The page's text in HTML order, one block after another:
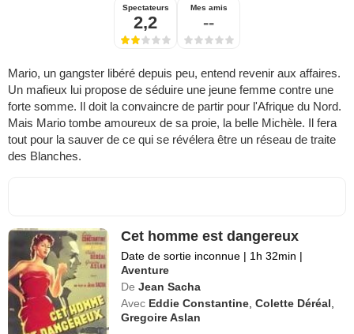
Spectateurs
2,2
Mes amis
--
Mario, un gangster libéré depuis peu, entend revenir aux affaires.
Un mafieux lui propose de séduire une jeune femme contre une
forte somme. Il doit la convaincre de partir pour l'Afrique du Nord.
Mais Mario tombe amoureux de sa proie, la belle Michèle. Il fera
tout pour la sauver de ce qui se révélera être un réseau de traite
des Blanches.
Cet homme est dangereux
Date de sortie inconnue | 1h 32min |
Aventure
De Jean Sacha
Avec Eddie Constantine ,Colette Déréal
Gregoire Aslan